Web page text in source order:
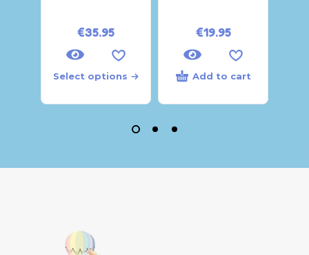
€35.95
Select options
€19.95
Add to cart